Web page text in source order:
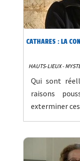
CATHARES : LA
HAUTS-LIEUX -
Qui sont
raisons
exterminer